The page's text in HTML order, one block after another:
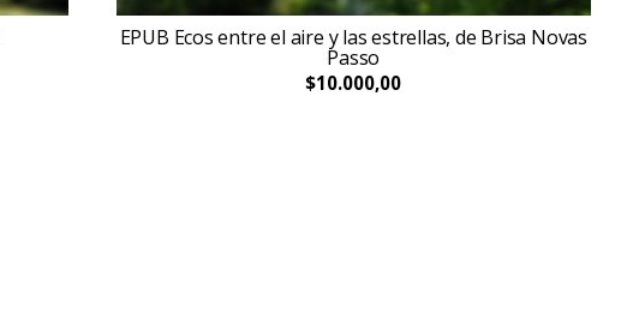
EPUB Ecos entre el aire y las estrellas, de Brisa Novas
Passo
$10.000,00